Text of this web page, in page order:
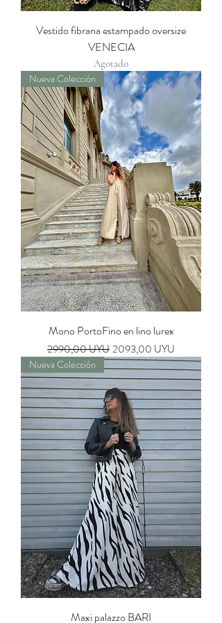
Vestido fibrana estampado oversize
VENECIA
Agotado
Nueva Colección
Mono PortoFino en lino lurex
Precio
2990,00 UYU Precio de oferta
2093,00 UYU
Nueva Colección
Maxi palazzo BARI